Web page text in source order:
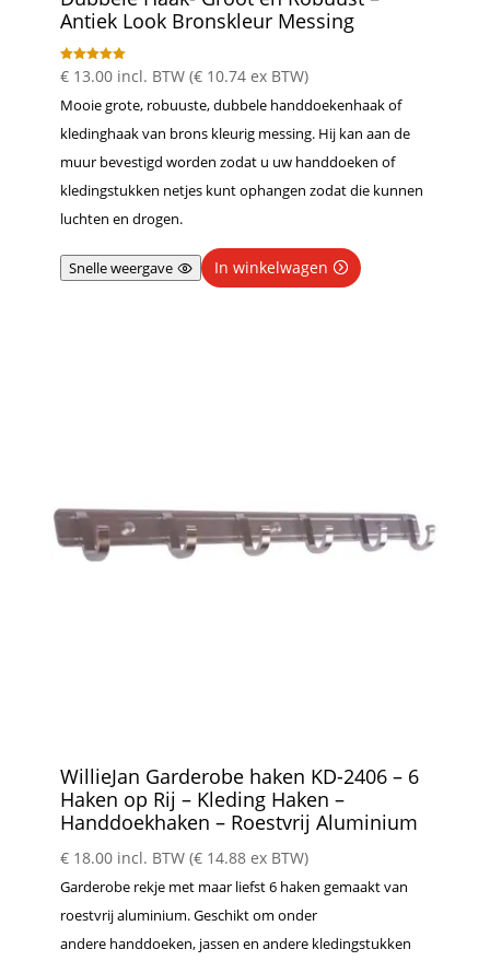
Antiek Look Bronskleur Messing
Gewaardeer
d
uit 5
€13.00 incl. BTW (€10.74ex BTW)
Mooie grote, robuuste, dubbele handdoekenhaak of
kledinghaak van brons kleurig messing. Hij kan aan de
muur bevestigd worden zodat u uw handdoeken of
kledingstukken netjes kunt ophangen zodat die kunnen
luchten en drogen.
Snelle weergave In winkelwagen
WillieJan Garderobe haken KD-2406 – 6
Haken op Rij – Kleding Haken –
Handdoekhaken – Roestvrij Aluminium
€18.00 incl. BTW (€14.88ex BTW)
Garderobe rekje met maar liefst 6 haken gemaakt van
roestvrij aluminium. Geschikt om onder
andere handdoeken, jassen en andere kledingstukken